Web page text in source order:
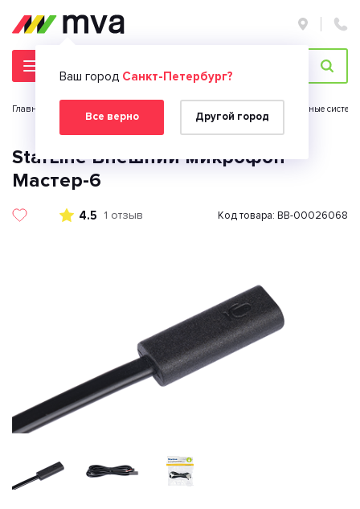
Ваш город Санкт-Петербург?
Все верно Другой город
Главная страница Противоугонные
StarLine Внешний микрофон
Мастер-6
4.5 1 отзыв Код товара: BB-00026068